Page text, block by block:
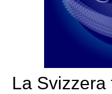
La Svizzera